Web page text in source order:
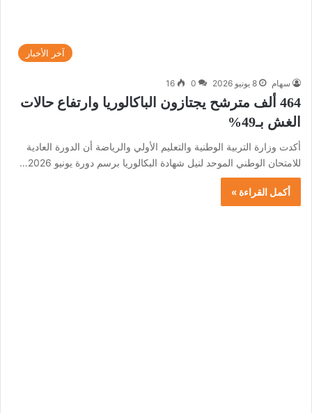
آخر الأخبار
سهام 8 يونيو 2026 0
16
464 ألف مترشح يجتازون الباكالوريا وارتفاع حالات
الغش بـ49%
أكدت وزارة التربية الوطنية والتعليم الأولي والرياضة أن الدورة العادية
للامتحان الوطني الموحد لنيل شهادة البكالوريا برسم دورة يونيو 2026…
أكمل القراءة »